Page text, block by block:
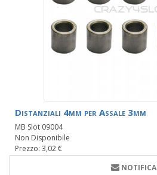
Distanziali 4mm per Assale 3mm
MB Slot 09004
Non Disponibile
Prezzo: 3,02 €
NOTIFICA